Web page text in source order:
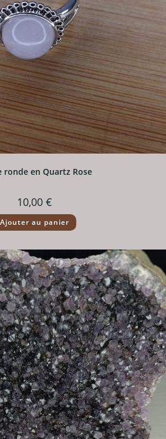
ronde en Quartz Rose
10,00 €
Ajouter au panier